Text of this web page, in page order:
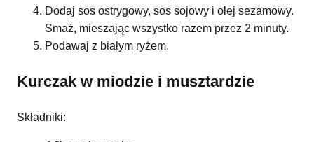
Dodaj sos ostrygowy, sos sojowy i olej sezamowy.
Smaż, mieszając wszystko razem przez 2 minuty.
Podawaj z białym ryżem.
Kurczak w miodzie i musztardzie
Składniki: